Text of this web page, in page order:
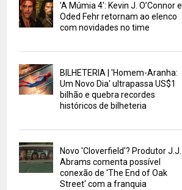
'A Múmia 4': Kevin J. O’Connor e
Oded Fehr retornam ao elenco
com novidades no time
BILHETERIA | 'Homem-Aranha:
Um Novo Dia' ultrapassa US$1
bilhão e quebra recordes
históricos de bilheteria
Novo 'Cloverfield'? Produtor J.J.
Abrams comenta possível
conexão de 'The End of Oak
Street' com a franquia